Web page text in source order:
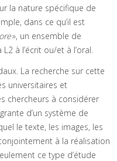
la nature spécifique de
dans ce qu’il est
», un ensemble de
à l’écrit ou/et à l’oral.
La recherche sur cette
universitaires et
chercheurs à considérer
d’un système de
le texte, les images, les
à la réalisation
ce type d’étude